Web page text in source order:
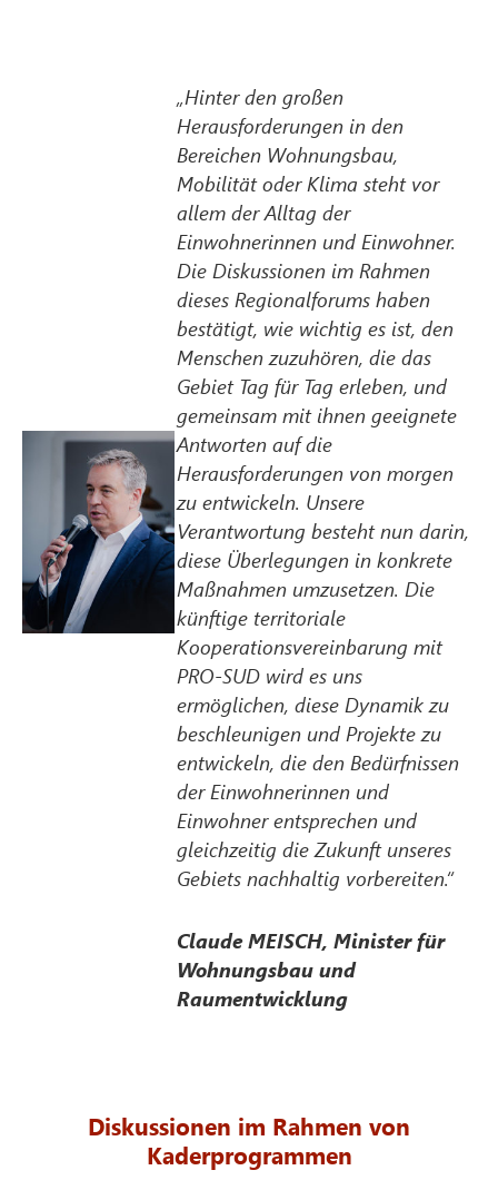
„Hinter den großen
Herausforderungen in den
Bereichen Wohnungsbau,
Mobilität oder Klima steht vor
allem der Alltag der
Einwohnerinnen und Einwohner.
Die Diskussionen im Rahmen
dieses Regionalforums haben
bestätigt, wie wichtig es ist, den
Menschen zuzuhören, die das
Gebiet Tag für Tag erleben, und
gemeinsam mit ihnen geeignete
Antworten auf die
Herausforderungen von morgen
zu entwickeln. Unsere
Verantwortung besteht nun darin,
diese Überlegungen in konkrete
Maßnahmen umzusetzen. Die
künftige territoriale
Kooperationsvereinbarung mit
PRO-SUD wird es uns
ermöglichen, diese Dynamik zu
beschleunigen und Projekte zu
entwickeln, die den Bedürfnissen
der Einwohnerinnen und
Einwohner entsprechen und
gleichzeitig die Zukunft unseres
Gebiets nachhaltig vorbereiten.“
Claude MEISCH, Minister für
Wohnungsbau und
Raumentwicklung
Diskussionen im Rahmen von
Kaderprogrammen